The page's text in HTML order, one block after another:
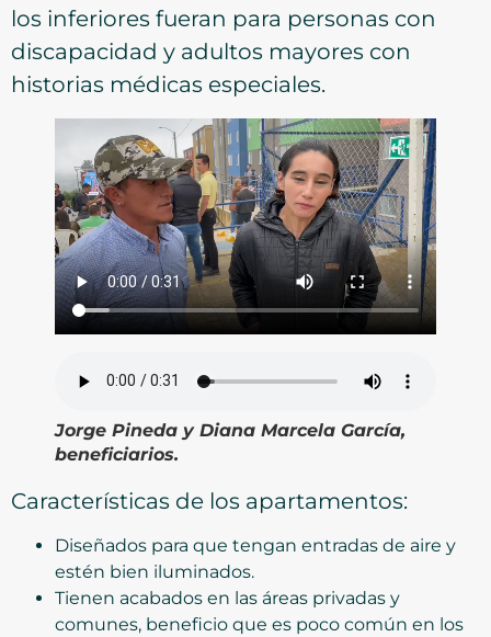
los inferiores fueran para personas con
discapacidad y adultos mayores con
historias médicas especiales.
Jorge Pineda y Diana Marcela García,
beneficiarios.
Características de los apartamentos:
Diseñados para que tengan entradas de aire y
estén bien iluminados.
Tienen acabados en las áreas privadas y
comunes, beneficio que es poco común en los